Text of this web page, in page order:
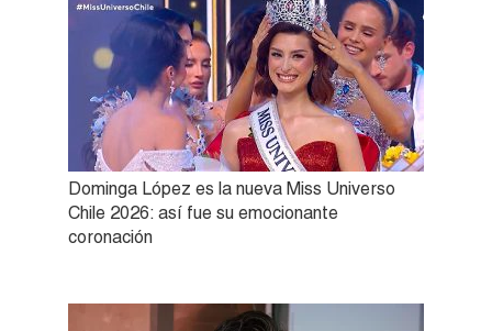
Dominga López es la nueva Miss Universo
Chile 2026: así fue su emocionante
coronación